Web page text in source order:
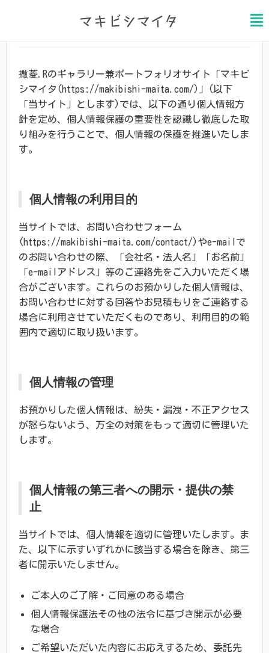
マキビシマイタ
プライバシーポリシー
撒菱.Rのギャラリー兼ポートフォリオサイト「マキビ
シマイタ(https://makibishi-maita.com/)」(以下
「当サイト」とします)では、以下の通り個人情報方
針を定め、個人情報保護の重要性を認識し徹底した取
り組みを行うことで、個人情報の保護を推進いたしま
す。
個人情報の利用目的
当サイトでは、お問い合わせフォーム
(https://makibishi-maita.com/contact/)やe-mailで
のお問い合わせの際、「会社名・法人名」「お名前」
「e-mailアドレス」等のご連絡先をご入力いただく場
合がございます。これらのお預かりした個人情報は、
お問い合わせに対する回答やお見積もりをご連絡する
場合に利用させていただくものであり、利用目的の範
囲内で適切に取り扱います。
個人情報の管理
お預かりした個人情報は、紛失・漏洩・不正アクセス
が怒らないよう、万全の対策をもって適切に管理いた
します。
個人情報の第三者への開示・提供の禁
止
当サイトでは、個人情報を適切に管理いたします。ま
た、以下に示すいずれかに該当する場合を除き、第三
者に開示いたしません。
ご本人のご了解・ご同意のある場合
個人情報保護法その他の法令に基づき開示が必要
な場合
ご希望いただいた内容にお応えするため、委託先